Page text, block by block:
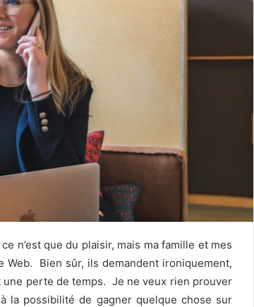
n’est que du plaisir, mais ma famille et mes
Web. Bien sûr, ils demandent ironiquement,
perte de temps. Je ne veux rien prouver
la possibilité de gagner quelque chose sur